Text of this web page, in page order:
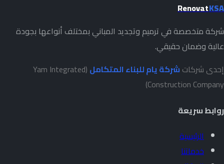
RenovatKSA
شركة متخصصة في ترميم وتجديد المباني بمختلف أنواعها بجودة
عالية وضمان حقيقي.
إحدى شركاتشركة يام للبناء المتكامل (Yam Integrated
Construction Company)
روابط سريعة
الرئيسية
خدماتنا